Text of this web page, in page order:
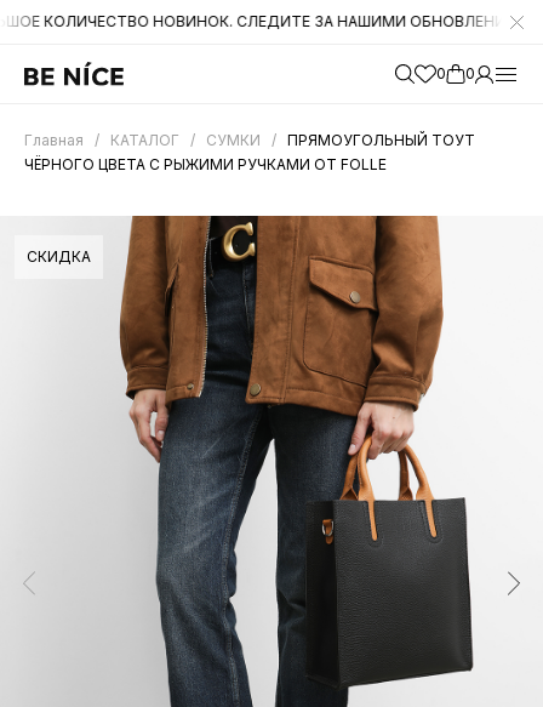
НОВИНОК. СЛЕДИТЕ ЗА НАШИМИ ОБНОВЛЕНИЯМИ НА
0 0
Главная / КАТАЛОГ / СУМКИ / ПРЯМОУГОЛЬНЫЙ ТОУТ
ЧЁРНОГО ЦВЕТА С РЫЖИМИ РУЧКАМИ ОТ FOLLE
СКИДКА